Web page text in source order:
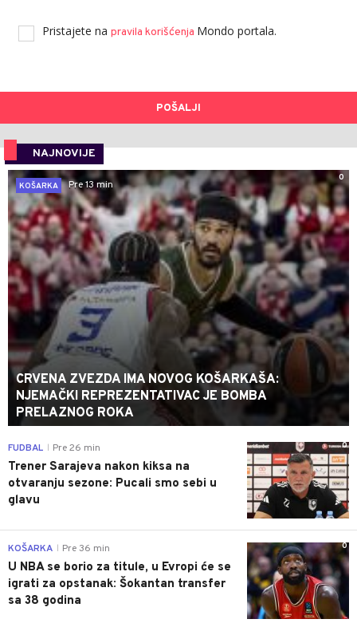
Pristajete na pravila korišćenja Mondo portala.
POŠALJI
NAJNOVIJE
0
KOŠARKA
Pre 13 min
CRVENA ZVEZDA IMA NOVOG KOŠARKAŠA:
NJEMAČKI REPREZENTATIVAC JE BOMBA
PRELAZNOG ROKA
0
FUDBAL Pre 26 min
Trener Sarajeva nakon kiksa na
otvaranju sezone: Pucali smo sebi u
glavu
0
KOŠARKA Pre 36 min
U NBA se borio za titule, u Evropi će se
igrati za opstanak: Šokantan transfer
sa 38 godina